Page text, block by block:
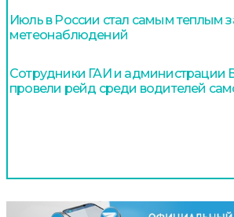
Июль в России стал самым теплым
метеонаблюдений
Сотрудники ГАИ и администрации
провели рейд среди водителей